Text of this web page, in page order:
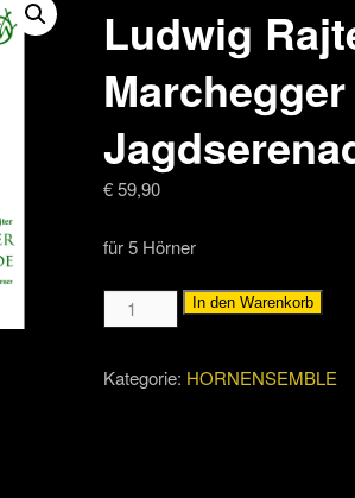
Ludwig
Marchegger
€59,90
für 5 Hörner
Ludwig
Rajter:
Jagdserenade
In den Warenkorb
Kategorie: HORNENSEMBLE